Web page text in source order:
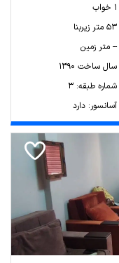
1 خواب
53 متر زیربنا
-- متر زمین
سال ساخت 1390
شماره طبقه: 3
آسانسور: دارد